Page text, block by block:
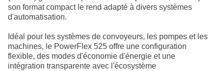
son format compact le rend adapté à divers systèmes
d'automatisation.
Idéal pour les systèmes de convoyeurs, les pompes et les
machines, le PowerFlex 525 offre une configuration
flexible, des modes d'économie d'énergie et une
intégration transparente avec l'écosystème